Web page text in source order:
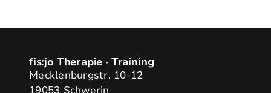
fis:jo Therapie · Training
Mecklenburgstr. 10-12